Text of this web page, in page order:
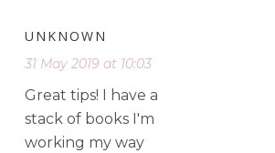
UNKNOWN
31 May 2019 at 10:03
Great tips! I have a
stack of books I'm
working my way